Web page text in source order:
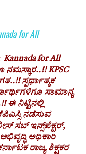
for All
Kannada for All
ನಮಸ್ಕಾರ..!! KPSC
ಸ್ಪರ್ಧಾತ್ಮಕ
ಸಾಮಾನ್ಯ
ಈ ನಿಟ್ಟಿನಲ್ಲಿ
ನಡೆಸುವ
ಸಬ್ ಇನ್ಸ್‌ಪೆಕ್ಟರ್,
ಅಧಿಕಾರಿ
ರಾಜ್ಯ ಶಿಕ್ಷಕರ